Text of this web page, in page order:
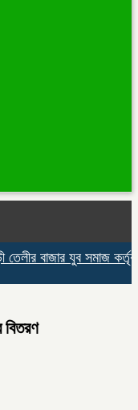
তেলীর বাজার যুব সমাজ
বিতরণ